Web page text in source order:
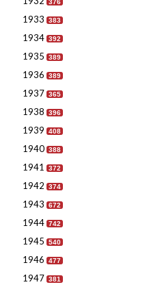
376
1933 383
1934 392
1935 389
1936 389
1937 365
1938 396
1939 408
1940 388
1941 372
1942 374
1943 672
1944 742
1945 540
1946 477
1947 381